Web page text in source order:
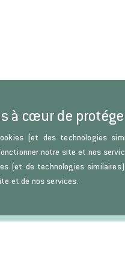
à cœur de
(et des technologies
notre site et nos
(et de technologies
et de nos services.